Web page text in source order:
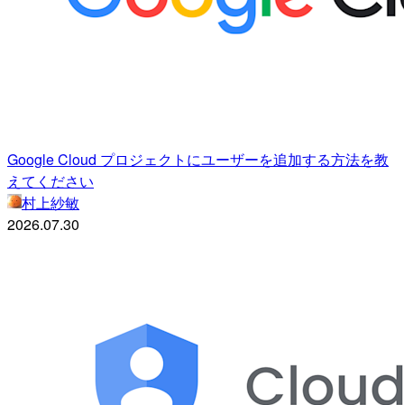
Google Cloud プロジェクトにユーザーを追加する方法を教
えてください
村上紗敏
2026.07.30